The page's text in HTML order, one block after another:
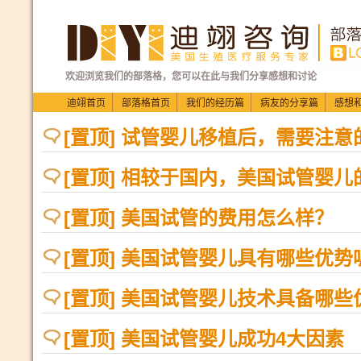
欢迎浏览我们的部落格，您可以在此与我们分享感想和讨论
迪翊首页 部落格首页 我们的经历篇 病友的分享篇 感想
[置顶] 试管婴儿移植后，需要注意
[置顶] 相较于国内，美国试管婴儿
[置顶] 美国试管的费用怎么样？
[置顶] 美国试管婴儿具有哪些优势
[置顶] 美国试管婴儿技术具备哪些
[置顶] 美国试管婴儿成功4大因素